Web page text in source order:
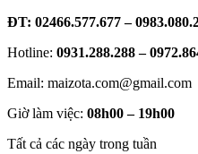
ĐT: 02466.577.677 –
Hotline: 0931.288.288 –
Email: maizota.com@gmail.com
Giờ làm việc: 08h00 – 19h00
Tất cả các ngày trong tuần